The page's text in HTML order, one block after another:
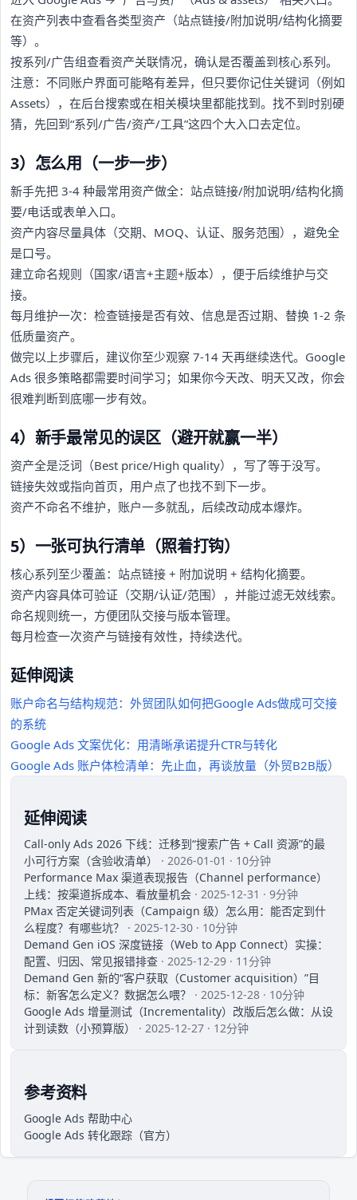
在资产列表中查看各类型资产（站点链接/附加说明/结构化摘要
等）。
按系列/广告组查看资产关联情况，确认是否覆盖到核心系列。
注意：不同账户界面可能略有差异，但只要你记住关键词（例如
Assets），在后台搜索或在相关模块里都能找到。找不到时别硬
猜，先回到“系列/广告/资产/工具”这四个大入口去定位。
3）怎么用（一步一步）
新手先把 3-4 种最常用资产做全：站点链接/附加说明/结构化摘
要/电话或表单入口。
资产内容尽量具体（交期、MOQ、认证、服务范围），避免全
是口号。
建立命名规则（国家/语言+主题+版本），便于后续维护与交
接。
每月维护一次：检查链接是否有效、信息是否过期、替换 1-2 条
低质量资产。
做完以上步骤后，建议你至少观察 7-14 天再继续迭代。Google
Ads 很多策略都需要时间学习；如果你今天改、明天又改，你会
很难判断到底哪一步有效。
4）新手最常见的误区（避开就赢一半）
资产全是泛词（Best price/High quality），写了等于没写。
链接失效或指向首页，用户点了也找不到下一步。
资产不命名不维护，账户一多就乱，后续改动成本爆炸。
5）一张可执行清单（照着打钩）
核心系列至少覆盖：站点链接 + 附加说明 + 结构化摘要。
资产内容具体可验证（交期/认证/范围），并能过滤无效线索。
命名规则统一，方便团队交接与版本管理。
每月检查一次资产与链接有效性，持续迭代。
延伸阅读
账户命名与结构规范：外贸团队如何把Google Ads做成可交接
的系统
Google Ads 文案优化：用清晰承诺提升CTR与转化
Google Ads 账户体检清单：先止血，再谈放量（外贸B2B版）
延伸阅读
Call-only Ads 2026 下线：迁移到“搜索广告 + Call 资源”的最
小可行方案（含验收清单）
· 2026-01-01 · 10分钟
Performance Max 渠道表现报告（Channel performance）
上线：按渠道拆成本、看放量机会 · 2025-12-31 · 9分钟
PMax 否定关键词列表（Campaign 级）怎么用：能否定到什
么程度？有哪些坑？
· 2025-12-30 · 10分钟
Demand Gen iOS 深度链接（Web to App Connect）实操：
配置、归因、常见报错排查 · 2025-12-29 · 11分钟
Demand Gen 新的“客户获取（Customer acquisition）”目
标：新客怎么定义？数据怎么喂？
· 2025-12-28 · 10分钟
Google Ads 增量测试（Incrementality）改版后怎么做：从设
计到读数（小预算版）
· 2025-12-27 · 12分钟
参考资料
Google Ads 帮助中心
Google Ads 转化跟踪（官方）